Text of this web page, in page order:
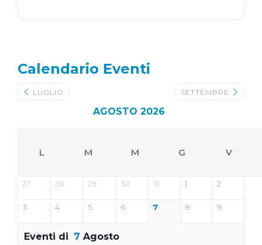
Calendario Eventi
LUGLIO
AGOSTO 2026
SETTEMBRE
L M M G V
27 28 29 30 31 1 2
3 4 5 6 7 8 9
Eventi di 7 Agosto